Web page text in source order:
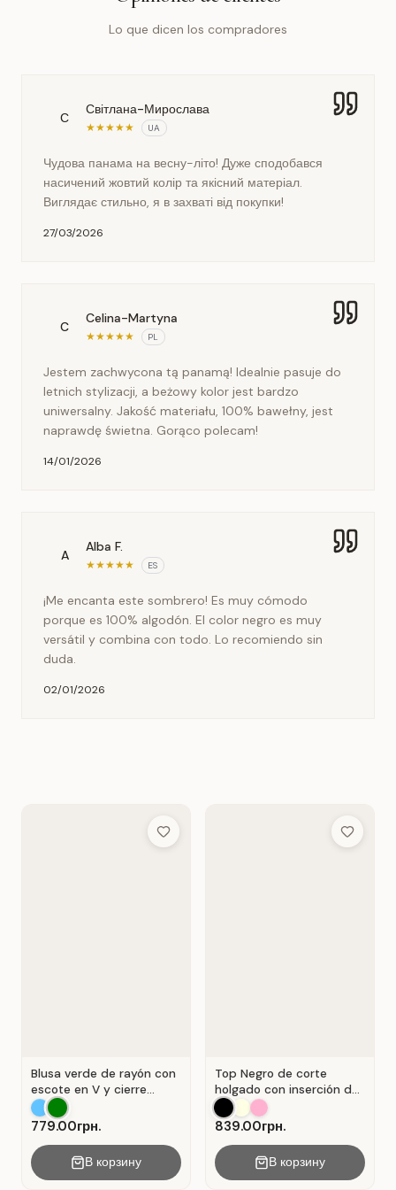
Lo que dicen los compradores
С
Світлана-Мирослава
★★★★★ UA
Чудова панама на весну-літо! Дуже сподобався
насичений жовтий колір та якісний матеріал.
Виглядає стильно, я в захваті від покупки!
27/03/2026
C
Celina-Martyna
★★★★★ PL
Jestem zachwycona tą panamą! Idealnie pasuje do
letnich stylizacji, a beżowy kolor jest bardzo
uniwersalny. Jakość materiału, 100% bawełny, jest
naprawdę świetna. Gorąco polecam!
14/01/2026
A
Alba F.
★★★★★ ES
¡Me encanta este sombrero! Es muy cómodo
porque es 100% algodón. El color negro es muy
versátil y combina con todo. Lo recomiendo sin
duda.
02/01/2026
Add to Wish List
Blusa verde de rayón con
escote en V y cierre
Verde .
779.00грн.
В корзину
Add to
Top Negro de corte
holgado con inserción de
encaje calado.
839.00грн.
В корзину